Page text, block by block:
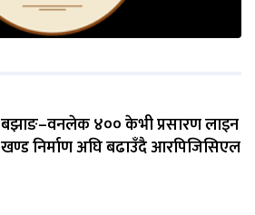
बझाङ–वनलेक ४०० केभी प्रसारण लाइन
खण्ड निर्माण अघि बढाउँदै आरपिजिसिएल